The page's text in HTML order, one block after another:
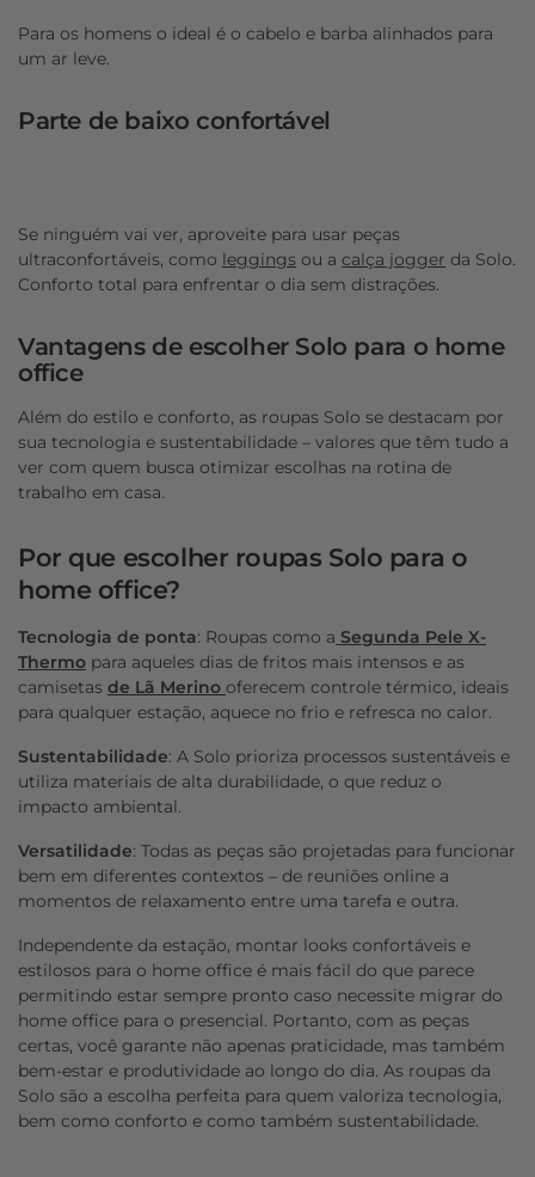
Para os homens o ideal é o cabelo e barba alinhados para
um ar leve.
Parte de baixo confortável
Se ninguém vai ver, aproveite para usar peças
ultraconfortáveis, como leggings ou acalça jogger da Solo.
Conforto total para enfrentar o dia sem distrações.
Vantagens de escolher Solo para o home
office
Além do estilo e conforto, as roupas Solo se destacam por
sua tecnologia e sustentabilidade – valores que têm tudo a
ver com quem busca otimizar escolhas na rotina de
trabalho em casa.
Por que escolher roupas Solo para o
home office?
Tecnologia de ponta: Roupas como a Segunda Pele X-
Thermo para aqueles dias de fritos mais intensos e as
camisetasde Lã Merinooferecem controle térmico, ideais
para qualquer estação, aquece no frio e refresca no calor.
Sustentabilidade: A Solo prioriza processos sustentáveis e
utiliza materiais de alta durabilidade, o que reduz o
impacto ambiental.
Versatilidade: Todas as peças são projetadas para funcionar
bem em diferentes contextos – de reuniões online a
momentos de relaxamento entre uma tarefa e outra.
Independente da estação, montar looks confortáveis e
estilosos para o home office é mais fácil do que parece
permitindo estar sempre pronto caso necessite migrar do
home office para o presencial. Portanto, com as peças
certas, você garante não apenas praticidade, mas também
bem-estar e produtividade ao longo do dia. As roupas da
Solo são a escolha perfeita para quem valoriza tecnologia,
bem como conforto e como também sustentabilidade.